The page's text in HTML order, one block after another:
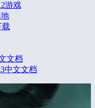
游戏
载
文档
中文文档